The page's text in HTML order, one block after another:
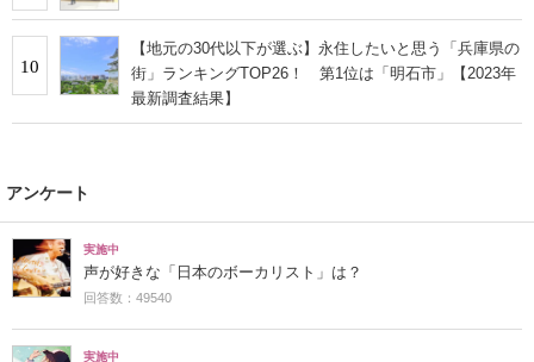
10
【地元の30代以下が選ぶ】永住したいと思う「兵庫県の
街」ランキングTOP26！ 第1位は「明石市」【2023年
最新調査結果】
アンケート
実施中
声が好きな「日本のボーカリスト」は？
回答数：49540
実施中